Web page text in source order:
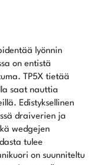
lyönnin
on entistä
TP5X tietää
saat nauttia
Edistyksellinen
draiverien ja
wedgejen
tulee
on suunniteltu